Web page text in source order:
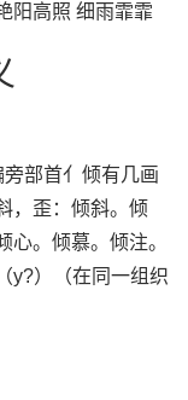
阳高照 细雨霏霏
部首亻倾有几画
，歪：倾斜。倾
。倾慕。倾注。
y?）（在同一组织